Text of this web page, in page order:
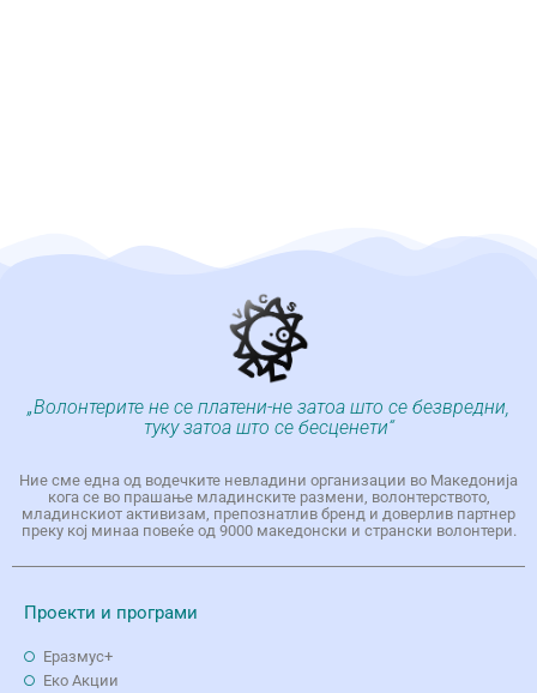
„Волонтерите не се платени-не затоа што се безвредни,
туку затоа што се бесценети“
Ние сме една од водечките невладини организации во Македонија
кога се во прашање младинските размени, волонтерството,
младинскиот активизам, препознатлив бренд и доверлив партнер
преку кој минаа повеќе од 9000 македонски и странски волонтери.
Проекти и програми
Еразмус+
Еко Aкции